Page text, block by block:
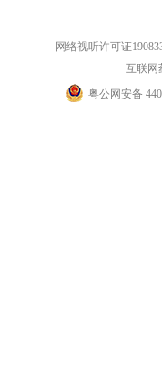
网络视听许可证
互联网
粤公网安备